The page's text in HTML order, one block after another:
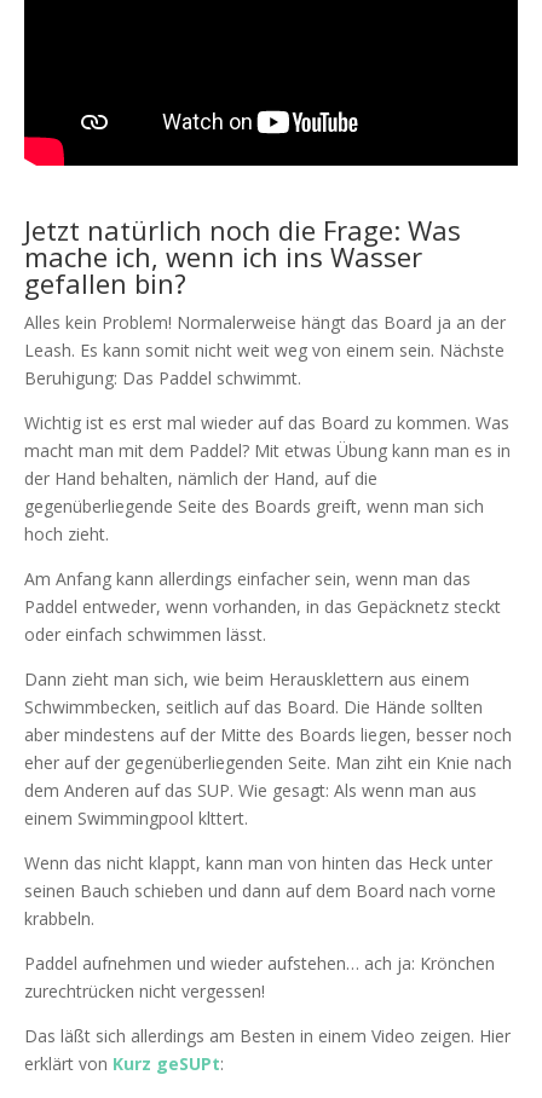
Jetzt natürlich noch die Frage: Was
mache ich, wenn ich ins Wasser
gefallen bin?
Alles kein Problem! Normalerweise hängt das Board ja an der
Leash. Es kann somit nicht weit weg von einem sein. Nächste
Beruhigung: Das Paddel schwimmt.
Wichtig ist es erst mal wieder auf das Board zu kommen. Was
macht man mit dem Paddel? Mit etwas Übung kann man es in
der Hand behalten, nämlich der Hand, auf die
gegenüberliegende Seite des Boards greift, wenn man sich
hoch zieht.
Am Anfang kann allerdings einfacher sein, wenn man das
Paddel entweder, wenn vorhanden, in das Gepäcknetz steckt
oder einfach schwimmen lässt.
Dann zieht man sich, wie beim Herausklettern aus einem
Schwimmbecken, seitlich auf das Board. Die Hände sollten
aber mindestens auf der Mitte des Boards liegen, besser noch
eher auf der gegenüberliegenden Seite. Man ziht ein Knie nach
dem Anderen auf das SUP. Wie gesagt: Als wenn man aus
einem Swimmingpool klttert.
Wenn das nicht klappt, kann man von hinten das Heck unter
seinen Bauch schieben und dann auf dem Board nach vorne
krabbeln.
Paddel aufnehmen und wieder aufstehen… ach ja: Krönchen
zurechtrücken nicht vergessen!
Das läßt sich allerdings am Besten in einem Video zeigen. Hier
erklärt von Kurz geSUPt: